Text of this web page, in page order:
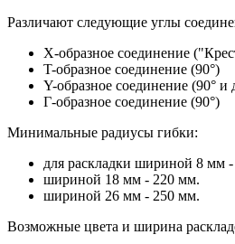
Различают следующие углы
Х-образное соединение
T-образное соединение (90°)
Y-образное соединение (90° и
Г-образное соединение (90°)
Минимальные радиусы гибки:
для раскладки шириной 8 мм
шириной 18 мм - 220 мм.
шириной 26 мм - 250 мм.
Возможные цвета и ширина